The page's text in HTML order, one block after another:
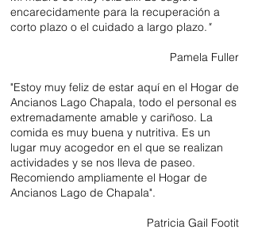
encarecidamente para la recuperación a
corto plazo o el cuidado a largo plazo."
Pamela Fuller
"Estoy muy feliz de estar aquí en el Hogar de
Ancianos Lago Chapala, todo el personal es
extremadamente amable y cariñoso. La
comida es muy buena y nutritiva. Es un
lugar muy acogedor en el que se realizan
actividades y se nos lleva de paseo.
Recomiendo ampliamente el Hogar de
Ancianos Lago de Chapala".
Patricia Gail Footit